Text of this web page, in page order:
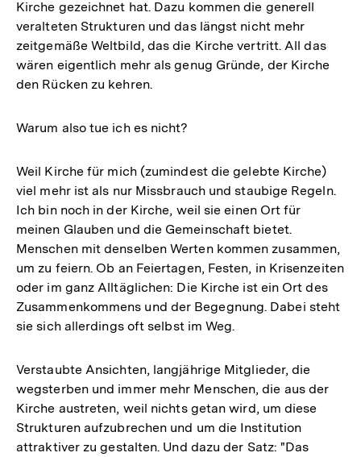
Kirche gezeichnet hat. Dazu kommen die generell
veralteten Strukturen und das längst nicht mehr
zeitgemäße Weltbild, das die Kirche vertritt. All das
wären eigentlich mehr als genug Gründe, der Kirche
den Rücken zu kehren.
Warum also tue ich es nicht?
Weil Kirche für mich (zumindest die gelebte Kirche)
viel mehr ist als nur Missbrauch und staubige Regeln.
Ich bin noch in der Kirche, weil sie einen Ort für
meinen Glauben und die Gemeinschaft bietet.
Menschen mit denselben Werten kommen zusammen,
um zu feiern. Ob an Feiertagen, Festen, in Krisenzeiten
oder im ganz Alltäglichen: Die Kirche ist ein Ort des
Zusammenkommens und der Begegnung. Dabei steht
sie sich allerdings oft selbst im Weg.
Verstaubte Ansichten, langjährige Mitglieder, die
wegsterben und immer mehr Menschen, die aus der
Kirche austreten, weil nichts getan wird, um diese
Strukturen aufzubrechen und um die Institution
attraktiver zu gestalten. Und dazu der Satz: "Das